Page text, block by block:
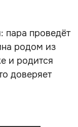
пара проведёт
родом из
и родится
доверяет